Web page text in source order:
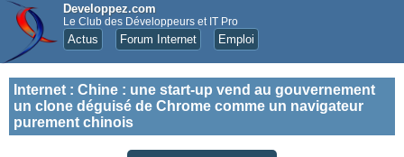
Developpez.com
Le Club des Développeurs et IT Pro
Actus Forum Internet Emploi
Internet : Chine : une start-up vend au gouvernement
un clone déguisé de Chrome comme un navigateur
purement chinois